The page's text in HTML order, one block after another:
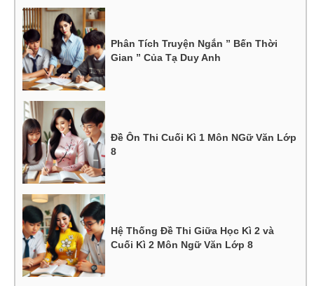
Phân Tích Truyện Ngắn ” Bến Thời
Gian ” Của Tạ Duy Anh
Đề Ôn Thi Cuối Kì 1 Môn NGữ Văn Lớp
8
Hệ Thống Đề Thi Giữa Học Kì 2 và
Cuối Kì 2 Môn Ngữ Văn Lớp 8